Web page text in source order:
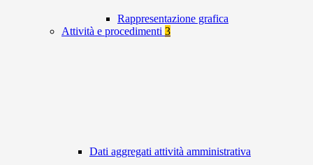
Rappresentazione grafica
Attività e procedimenti 3
Dati aggregati attività amministrativa